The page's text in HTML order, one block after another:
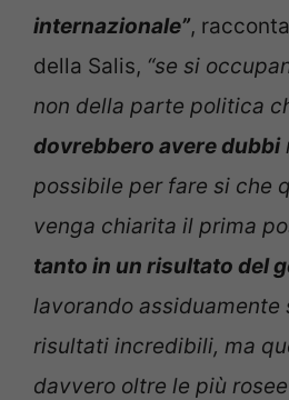
internazionale”,
della Salis, “se si
non della parte politica
dovrebbero avere dubbi
possibile per fare si che
venga chiarita il prima
tanto in un risultato del
lavorando assiduamente
risultati incredibili, ma
davvero oltre le più